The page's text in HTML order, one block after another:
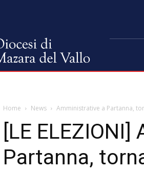
Home News Amministrative a Partanna,
[LE
Partanna,